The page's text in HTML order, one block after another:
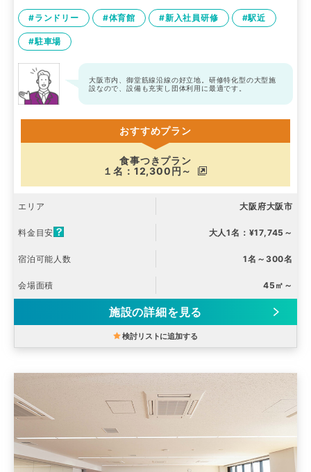
#ランドリー #体育館 #新入社員研修 #駅近
#駐車場
大阪市内、御堂筋線沿線の好立地。研修特化型の大型施
設なので、設備も充実し団体利用に最適です。
おすすめプラン
食事つきプラン
１名：12,300円～
エリア 大阪府大阪市
料金目安 大人1名：¥17,745～
宿泊可能人数 1名～300名
会場面積 45㎡～
施設の詳細を見る
検討リストに追加する